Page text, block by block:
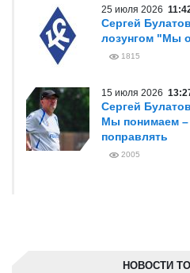
25 июля 2026
Сергей
лозунгом "Мы
1815
15 июля 2026
Сергей
Мы понимаем –
поправлять
2005
НОВОСТИ